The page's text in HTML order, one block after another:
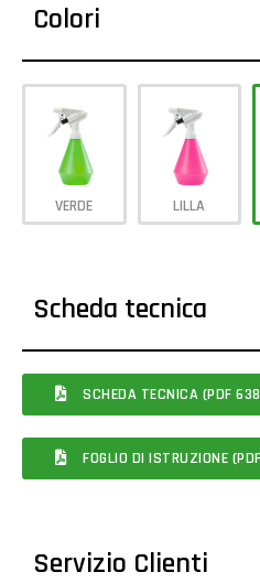
Colori
VERDE LILLA
Scheda tecnica
SCHEDA TECNICA (PDF
FOGLIO DI ISTRUZIONE
Servizio Clienti